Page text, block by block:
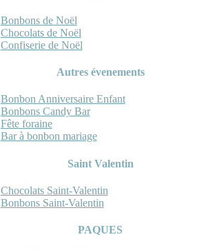
Bonbons de Noël
Chocolats de Noël
Confiserie de Noël
Autres évenements
Bonbon Anniversaire Enfant
Bonbons Candy Bar
Fête foraine
Bar à bonbon mariage
Saint Valentin
Chocolats Saint-Valentin
Bonbons Saint-Valentin
PAQUES